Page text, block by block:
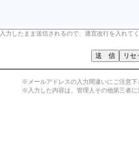
入力したまま送信されるので、適宜改行を入れてく
※メールアドレスの入力間違いにご注意下
※入力した内容は、管理人その他第三者に